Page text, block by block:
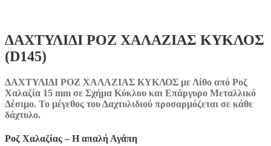
ΔΑΧΤΥΛΙΔΙ ΡΟΖ ΧΑΛΑΖΙΑΣ ΚΥΚΛΟΣ
(D145)
ΔΑΧΤΥΛΙΔΙ ΡΟΖ ΧΑΛΑΖΙΑΣ ΚΥΚΛΟΣ με Λίθο από Ροζ
Χαλαζία 15 mm σε Σχήμα Κύκλου και Επάργυρο Μεταλλικό
Δέσιμο. Το μέγεθος του Δαχτυλιδιού προσαρμόζεται σε κάθε
δάχτυλο.
Ροζ Χαλαζίας – Η απαλή Αγάπη